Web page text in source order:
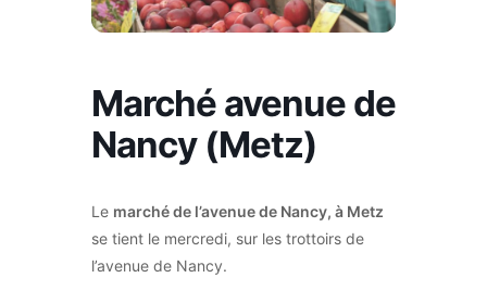
Marché avenue de
Nancy (Metz)
Le marché de l’avenue de Nancy, à Metz
se tient le mercredi, sur les trottoirs de
l’avenue de Nancy.